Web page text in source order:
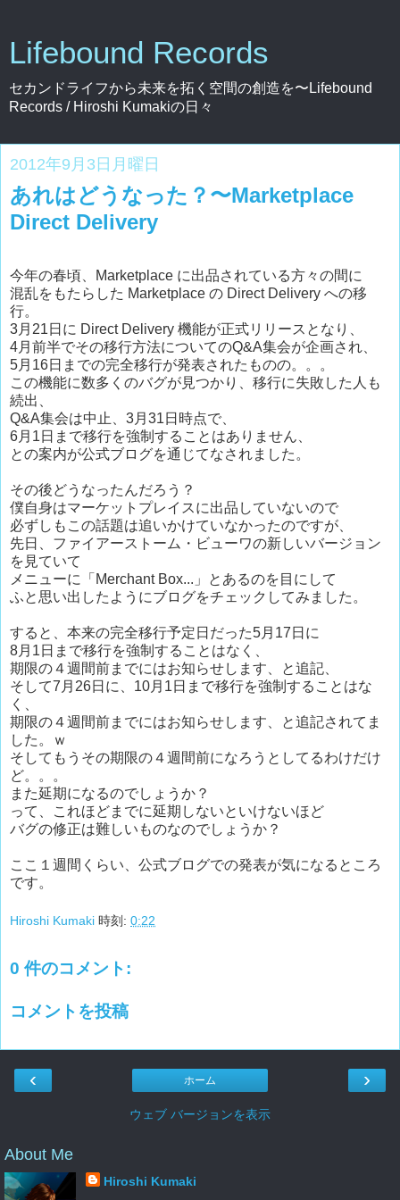
Lifebound Records
セカンドライフから未来を拓く空間の創造を〜Lifebound
Records / Hiroshi Kumakiの日々
2012年9月3日月曜日
あれはどうなった？〜Marketplace
Direct Delivery
今年の春頃、Marketplace に出品されている方々の間に
混乱をもたらした Marketplace の Direct Delivery への移
行。
3月21日に Direct Delivery 機能が正式リリースとなり、
4月前半でその移行方法についてのQ&A集会が企画され、
5月16日までの完全移行が発表されたものの。。。
この機能に数多くのバグが見つかり、移行に失敗した人も
続出、
Q&A集会は中止、3月31日時点で、
6月1日まで移行を強制することはありません、
との案内が公式ブログを通じてなされました。
その後どうなったんだろう？
僕自身はマーケットプレイスに出品していないので
必ずしもこの話題は追いかけていなかったのですが、
先日、ファイアーストーム・ビューワの新しいバージョン
を見ていて
メニューに「Merchant Box...」とあるのを目にして
ふと思い出したようにブログをチェックしてみました。
すると、本来の完全移行予定日だった5月17日に
8月1日まで移行を強制することはなく、
期限の４週間前までにはお知らせします、と追記、
そして7月26日に、10月1日まで移行を強制することはな
く、
期限の４週間前までにはお知らせします、と追記されてま
した。ｗ
そしてもうその期限の４週間前になろうとしてるわけだけ
ど。。。
また延期になるのでしょうか？
って、これほどまでに延期しないといけないほど
バグの修正は難しいものなのでしょうか？
ここ１週間くらい、公式ブログでの発表が気になるところ
です。
Hiroshi Kumaki 時刻: 0:22
0 件のコメント:
コメントを投稿
‹ ›
ホーム
ウェブ バージョンを表示
About Me
Hiroshi Kumaki